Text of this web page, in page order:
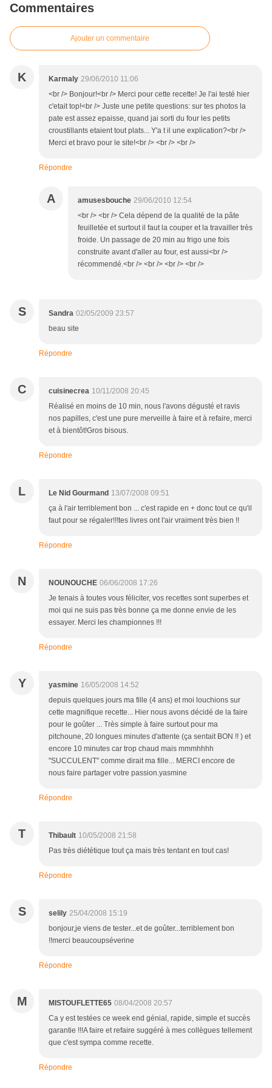
Commentaires
Ajouter un commentaire
K Karmaly 29/06/2010 11:06
<br /> Bonjour!<br /> Merci pour cette recette! Je l'ai testé hier
c'etait top!<br /> Juste une petite questions: sur tes photos la
pate est assez epaisse, quand jai sorti du four les petits
croustillants etaient tout plats... Y'a t il une explication?<br />
Merci et bravo pour le site!<br /> <br /> <br />
Répondre
A amusesbouche 29/06/2010 12:54
<br /> <br /> Cela dépend de la qualité de la pâte
feuilletée et surtout il faut la couper et la travailler très
froide. Un passage de 20 min au frigo une fois
construite avant d'aller au four, est aussi<br />
récommendé.<br /> <br /> <br /> <br />
S Sandra 02/05/2009 23:57
beau site
Répondre
C cuisinecrea 10/11/2008 20:45
Réalisé en moins de 10 min, nous l'avons dégusté et ravis
nos papilles, c'est une pure merveille à faire et à refaire, merci
et à bientôt!Gros bisous.
Répondre
L Le Nid Gourmand 13/07/2008 09:51
ça à l'air terriblement bon ... c'est rapide en + donc tout ce qu'il
faut pour se régaler!!!tes livres ont l'air vraiment très bien !!
Répondre
N NOUNOUCHE 06/06/2008 17:26
Je tenais à toutes vous féliciter, vos recettes sont superbes et
moi qui ne suis pas très bonne ça me donne envie de les
essayer. Merci les championnes !!!
Répondre
Y yasmine 16/05/2008 14:52
depuis quelques jours ma fille (4 ans) et moi louchions sur
cette magnifique recette... Hier nous avons décidé de la faire
pour le goûter ... Très simple à faire surtout pour ma
pitchoune, 20 longues minutes d'attente (ça sentait BON !! ) et
encore 10 minutes car trop chaud mais mmmhhhh
"SUCCULENT" comme dirait ma fille... MERCI encore de
nous faire partager votre passion.yasmine
Répondre
T Thibault 10/05/2008 21:58
Pas très diététique tout ça mais très tentant en tout cas!
Répondre
S selily 25/04/2008 15:19
bonjour,je viens de tester...et de goûter...terriblement bon
!!merci beaucoupséverine
Répondre
M MISTOUFLETTE65 08/04/2008 20:57
Ca y est testées ce week end génial, rapide, simple et succès
garantie !!!A faire et refaire suggéré à mes collègues tellement
que c'est sympa comme recette.
Répondre